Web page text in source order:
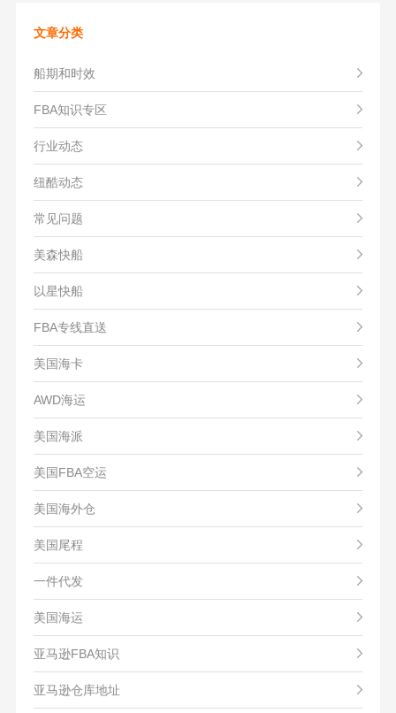
文章分类
船期和时效
FBA知识专区
行业动态
纽酷动态
常见问题
美森快船
以星快船
FBA专线直送
美国海卡
AWD海运
美国海派
美国FBA空运
美国海外仓
美国尾程
一件代发
美国海运
亚马逊FBA知识
亚马逊仓库地址